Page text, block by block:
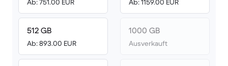
Ab: 751.00 EUR
512 GB
Ab: 893.00 EUR
Ab: 1159.00 EUR
1000 GB
Ausverkauft